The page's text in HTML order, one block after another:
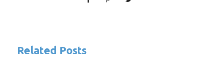
Related Posts